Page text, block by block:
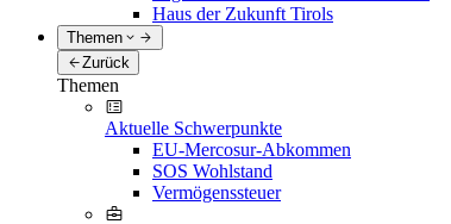
Haus der Zukunft Tirols
Themen
Zurück
Themen
Aktuelle Schwerpunkte
EU-Mercosur-Abkommen
SOS Wohlstand
Vermögenssteuer